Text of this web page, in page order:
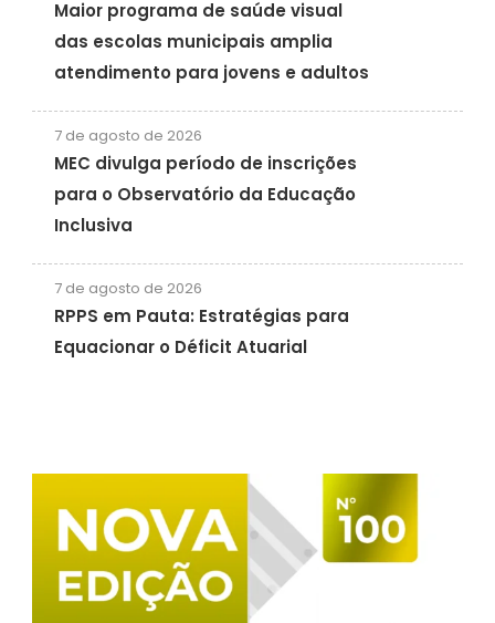
Maior programa de saúde visual
das escolas municipais amplia
atendimento para jovens e adultos
7 de agosto de 2026
MEC divulga período de inscrições
para o Observatório da Educação
Inclusiva
7 de agosto de 2026
RPPS em Pauta: Estratégias para
Equacionar o Déficit Atuarial